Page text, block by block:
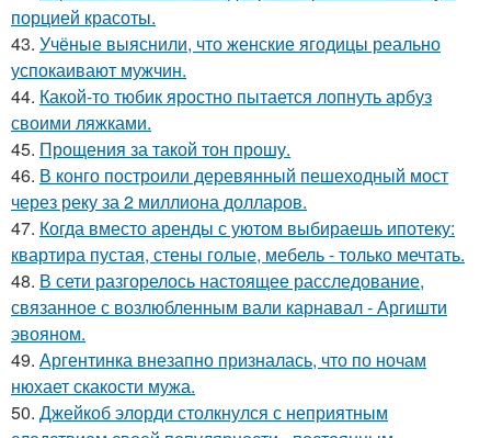
порцией красоты.
43. Учёные выяснили, что женские ягодицы реально
успокаивают мужчин.
44. Какой-то тюбик яростно пытается лопнуть арбуз
своими ляжками.
45. Прощения за такой тон прошу.
46. В конго построили деревянный пешеходный мост
через реку за 2 миллиона долларов.
47. Когда вместо аренды с уютом выбираешь ипотеку:
квартира пустая, стены голые, мебель - только мечтать.
48. В сети разгорелось настоящее расследование,
связанное с возлюбленным вали карнавал - Аргишти
эвояном.
49. Аргентинка внезапно призналась, что по ночам
нюхает скакости мужа.
50. Джейкоб элорди столкнулся с неприятным